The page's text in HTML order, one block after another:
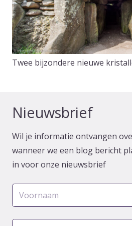
Twee bijzondere nieuwe
Nieuwsbrief
Wil je informatie ontvangen
wanneer we een blog bericht
in voor onze nieuwsbrief